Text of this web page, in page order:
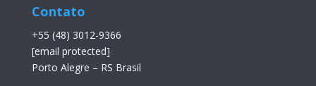
Contato
+55 (48) 3012-9366
[email protected]
Porto Alegre – RS Brasil